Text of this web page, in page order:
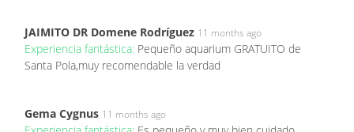
JAIMITO DR Domene Rodríguez 11 months ago
Experiencia fantástica: Pequeño aquarium GRATUITO de
Santa Pola,muy recomendable la verdad
Gema Cygnus 11 months ago